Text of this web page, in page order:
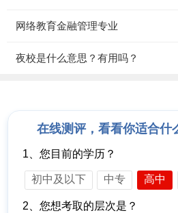
网络教育金融管理专业
夜校是什么意思？有用吗？
在线测评，看看你适合什
1、您目前的学历？
初中及以下 中专 高中
2、您想考取的层次是？